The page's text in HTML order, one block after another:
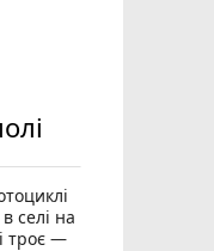
селі на
троє —